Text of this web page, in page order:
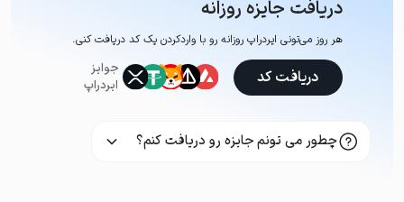
دریافت جایزه روزانه
هر روز می‌تونی ایردراپ روزانه رو با وارد‌کردن یک کد دریافت کنی.
جوایز
ایردراپ
دریافت کد
چطور می تونم جایزه رو دریافت کنم؟